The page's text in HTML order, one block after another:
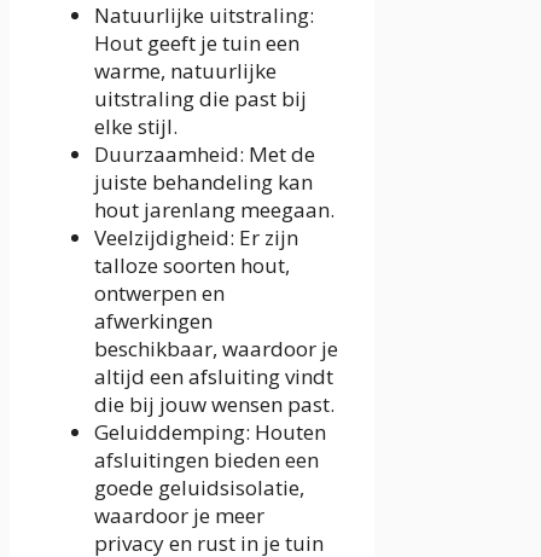
Natuurlijke uitstraling:
Hout geeft je tuin een
warme, natuurlijke
uitstraling die past bij
elke stijl.
Duurzaamheid: Met de
juiste behandeling kan
hout jarenlang meegaan.
Veelzijdigheid: Er zijn
talloze soorten hout,
ontwerpen en
afwerkingen
beschikbaar, waardoor je
altijd een afsluiting vindt
die bij jouw wensen past.
Geluiddemping: Houten
afsluitingen bieden een
goede geluidsisolatie,
waardoor je meer
privacy en rust in je tuin